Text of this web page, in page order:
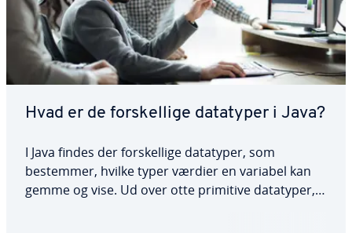
Hvad er de for­skel­li­ge datatyper i Java?
I Java findes der for­skel­li­ge datatyper, som
bestemmer, hvilke typer værdier en variabel kan
gemme og vise. Ud over otte primitive datatyper,